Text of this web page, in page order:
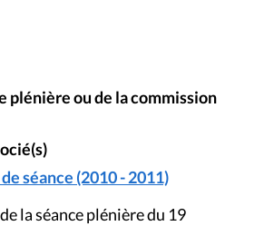
plénière ou de la commission
séance (2010 - 2011)
la séance plénière du 19